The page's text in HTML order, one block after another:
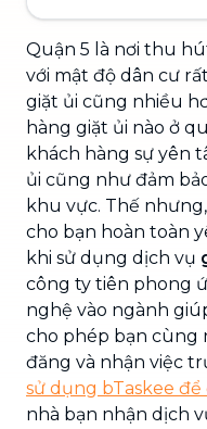
Quận 5 là nơi thu
với mật độ dân cư
giặt ủi cũng nhiều
hàng giặt ủi nào ở
khách hàng sự yên
ủi cũng như đảm
khu vực. Thế
cho bạn hoàn toàn
khi sử dụng dịch vụ
công ty tiên phong
nghệ vào ngành
cho phép bạn cùng
đăng và nhận việc
sử dụng bTaskee
nhà bạn nhận dịch